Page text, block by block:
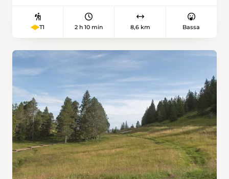
Osterfingen, wo auf über 6000 Aren
Blauburgunder-Trauben wachsen. Vom
bunte Reben und Wälder. Der höchste Punkt
Wald hinab. Vor Neunkirch zeigt sich der
Hallauer Rebberg. Das charmante Städtchen
Neunkirch lädt zum individuellen Verweilen
ein. Rückreise ab Bahnhof Neunkirch (SH).
T1 2 h 10 min 8,6 km Bassa